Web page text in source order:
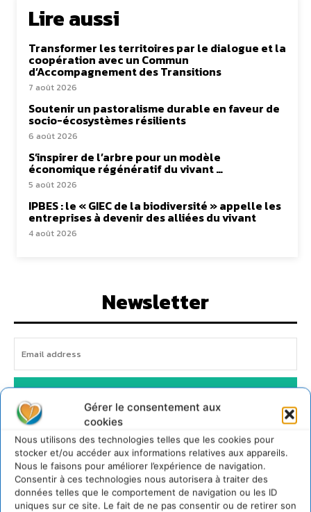
Gérer le consentement aux
cookies
Nous utilisons des technologies telles que les cookies pour
stocker et/ou accéder aux informations relatives aux appareils.
Nous le faisons pour améliorer l’expérience de navigation.
Consentir à ces technologies nous autorisera à traiter des
données telles que le comportement de navigation ou les ID
uniques sur ce site. Le fait de ne pas consentir ou de retirer son
Lire aussi
Transformer les territoires par le dialogue et la
coopération avec un Commun
d’Accompagnement des Transitions
7 août 2026
Soutenir un pastoralisme durable en faveur de
socio-écosystèmes résilients
6 août 2026
S’inspirer de l’arbre pour un modèle
économique régénératif du vivant …
5 août 2026
IPBES : le « GIEC de la biodiversité » appelle les
entreprises à devenir des alliées du vivant
4 août 2026
Newsletter